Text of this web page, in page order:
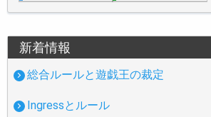
新着情報
総合ルールと遊戯王の裁定
Ingressとルール